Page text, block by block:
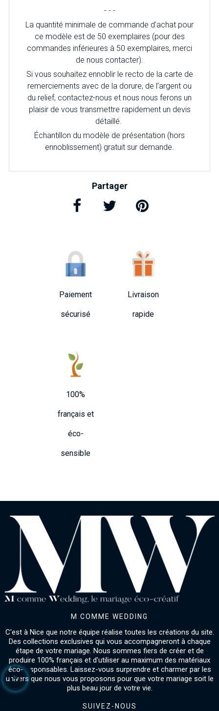
- - -
La quantité minimale de commande d'achat pour
ce modèle est de 50 exemplaires (pour des
commandes inférieures à 50 exemplaires, merci
de nous contacter).
Si vous souhaitez ennoblir le recto de la carte de
remerciements avec de la dorure, de l’argent ou
du relief, contactez-nous et nous nous ferons un
plaisir de vous transmettre rapidement un devis
détaillé.
Échantillon du modèle de présentation (hors
ennoblissement) gratuit sur demande.
Partager
Paiement
sécurisé
Livraison
rapide
100%
français et
éco-
sensible
M COMME WEDDING
C'est à Nice que notre équipe réalise toutes les créations du site.
Des collections exclusives qui vous accompagneront à chaque
étape de votre mariage. Nous sommes fiers de créer et de
produire 100% français et d'utiliser au maximum des matériaux
éco-responsables. Laissez-vous surprendre et charmer par les
univers que nous vous proposons pour que votre mariage soit le
plus beau jour de votre vie.
SUIVEZ-NOUS